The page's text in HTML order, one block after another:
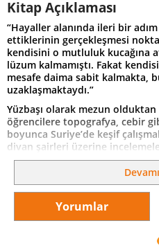
Kitap Açıklaması
“Hayaller alanında ileri bir
ettiklerinin gerçekleşmesi
kendisini o mutluluk kucağına
lüzum kalmamıştı. Fakat
mesafe daima sabit kalmakta,
uzaklaşmaktaydı.”
Yüzbaşı olarak mezun
öğrencilere topografya, cebir
boyunca Suriye’de keşif
divan şairleri üzerine
gazetelerde yayımlanan
evlendikten kısa bir süre sonra
kaybetti. Zehra ise yazarın
Fünûn’da 1895 yılında tefrika
Küçük yaşta öksüz kalan
kâtibi Suphi ile evlenir. Ancak
kâbusa dönüşecek, Suphi’nin
Yorumlar